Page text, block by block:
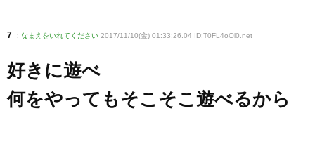
7 : なまえをいれてください 2017/11/10(金) 01:33:26.04 ID:T0FL4oOl0.net
好きに遊べ
何をやってもそこそこ遊べるから